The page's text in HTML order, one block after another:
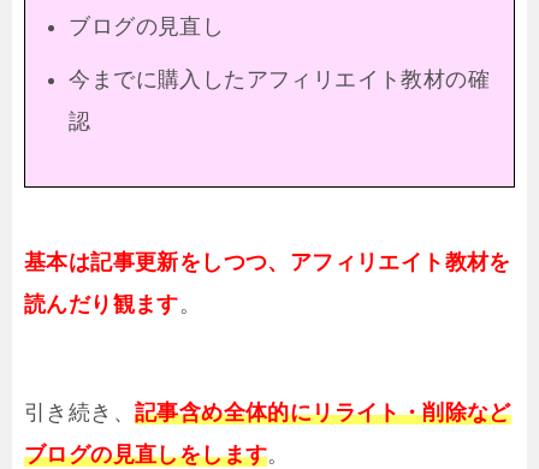
ブログの見直し
今までに購入したアフィリエイト教材の確
認
基本は記事更新をしつつ、アフィリエイト教材を
読んだり観ます。
引き続き、 記事含め全体的にリライト・削除など
ブログの見直しをします。